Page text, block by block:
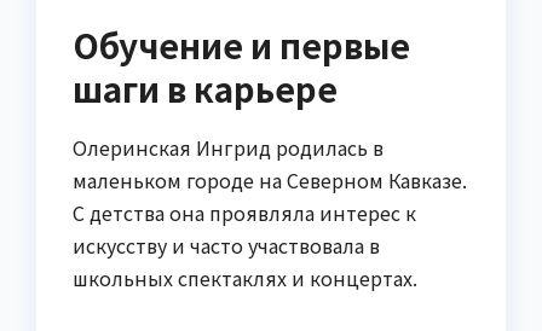
Обучение и первые
шаги в карьере
Олеринская Ингрид родилась в
маленьком городе на Северном Кавказе.
С детства она проявляла интерес к
искусству и часто участвовала в
школьных спектаклях и концертах.